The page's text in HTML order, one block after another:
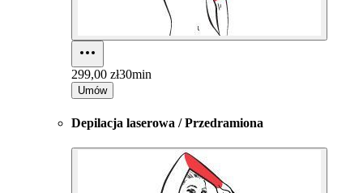
299,00 zł30min
Umów
Depilacja laserowa / Przedramiona